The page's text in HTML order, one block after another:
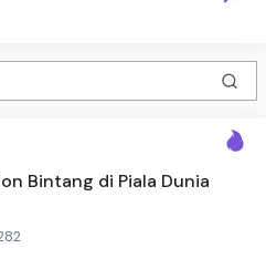
Bintang di Piala Dunia